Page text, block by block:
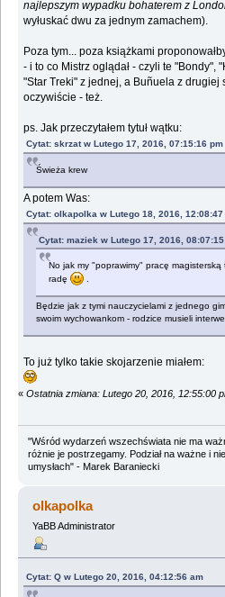
najlepszym wypadku bohaterem z
wyłuskać dwu za jednym zamachem).
Poza tym... poza książkami
- i to co Mistrz oglądał - czyli te "Bondy",
"Star Treki" z jednej, a Buñuela z drugiej
oczywiście - też.
ps. Jak przeczytałem tytuł wątku:
Cytat: skrzat w Lutego 17, 2016, 07:15:16 pm
Świeża krew
A potem Was:
Cytat: olkapolka w Lutego 18, 2016, 12:08:47
Cytat: maziek w Lutego 17, 2016,
No jak my "poprawimy" pracę
radę
Będzie jak z tymi nauczycielami z jednego
swoim wychowankom - rodzice musieli
To już tylko takie skojarzenie miałem:
« Ostatnia zmiana: Lutego 20, 2016, 12:55:00
"Wśród wydarzeń wszechświata nie ma
różnie je postrzegamy. Podział na ważne i
umysłach" - Marek Baraniecki
olkapolka
YaBB Administrator
Cytat: Q w Lutego 20, 2016, 04:12:56 am